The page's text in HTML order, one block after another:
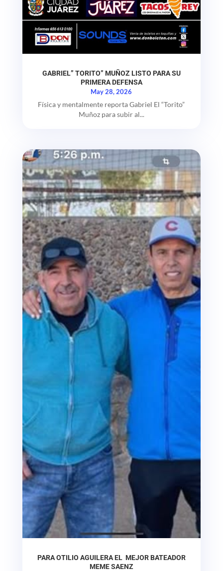
GABRIEL” TORITO” MUÑOZ LISTO PARA SU
PRIMERA DEFENSA
May 28, 2026
Física y mentalmente reporta Gabriel El “Torito”
Muñoz para subir al...
PARA OTILIO AGUILERA EL MEJOR BATEADOR
MEME SAENZ